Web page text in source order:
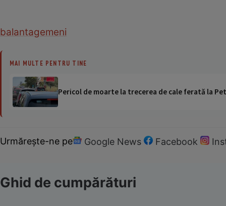
balantagemeni
MAI MULTE PENTRU TINE
Pericol de moarte la trecerea de cale ferată la
Urmărește-ne pe Google News Facebook
Ghid de cumpărături